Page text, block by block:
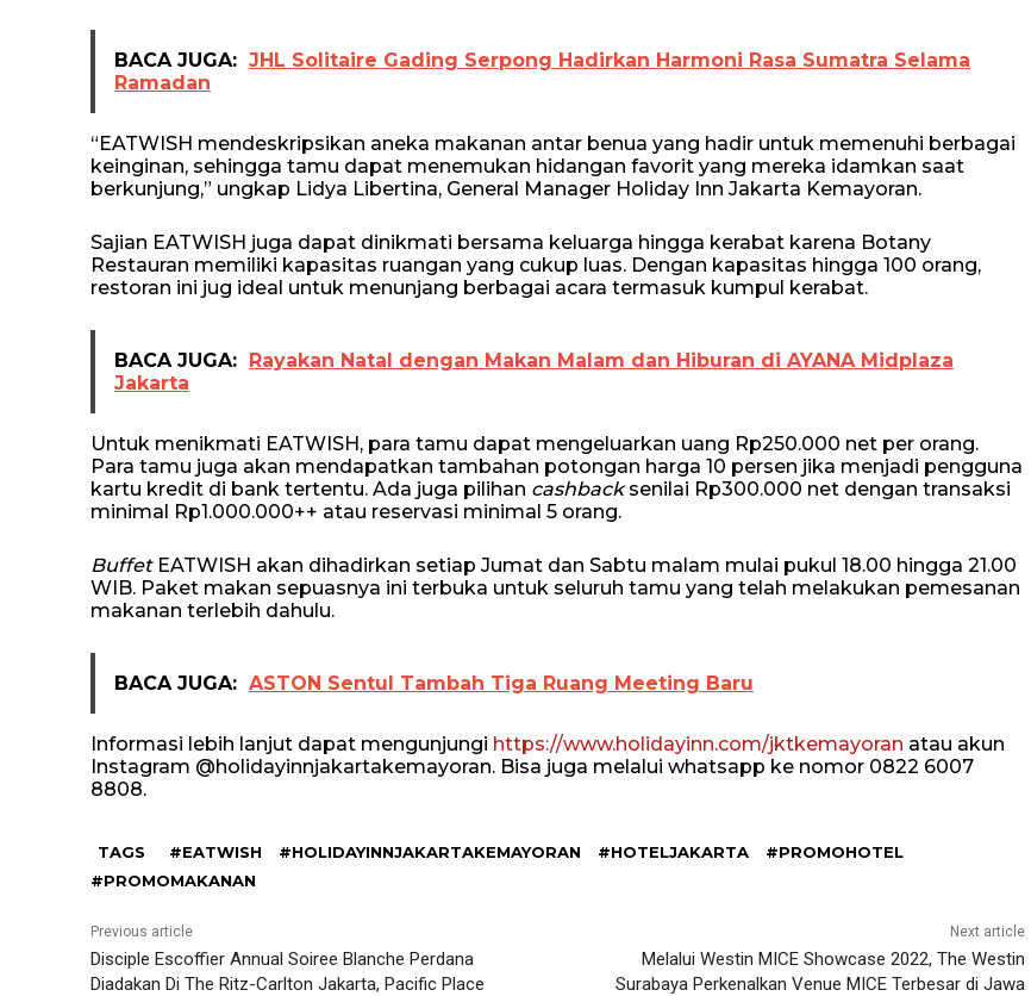
BACA JUGA: JHL Solitaire Gading Serpong Hadirkan Harmoni Rasa Sumatra Selama
Ramadan
“EATWISH mendeskripsikan aneka makanan antar benua yang hadir untuk memenuhi berbagai
keinginan, sehingga tamu dapat menemukan hidangan favorit yang mereka idamkan saat
berkunjung,” ungkap Lidya Libertina, General Manager Holiday Inn Jakarta Kemayoran.
Sajian EATWISH juga dapat dinikmati bersama keluarga hingga kerabat karena Botany
Restauran memiliki kapasitas ruangan yang cukup luas. Dengan kapasitas hingga 100 orang,
restoran ini jug ideal untuk menunjang berbagai acara termasuk kumpul kerabat.
BACA JUGA: Rayakan Natal dengan Makan Malam dan Hiburan di AYANA Midplaza
Jakarta
Untuk menikmati EATWISH, para tamu dapat mengeluarkan uang Rp250.000 net per orang.
Para tamu juga akan mendapatkan tambahan potongan harga 10 persen jika menjadi pengguna
kartu kredit di bank tertentu. Ada juga pilihan cashbacksenilai Rp300.000 net dengan transaksi
minimal Rp1.000.000++ atau reservasi minimal 5 orang.
BuffetEATWISH akan dihadirkan setiap Jumat dan Sabtu malam mulai pukul 18.00 hingga 21.00
WIB. Paket makan sepuasnya ini terbuka untuk seluruh tamu yang telah melakukan pemesanan
makanan terlebih dahulu.
BACA JUGA: ASTON Sentul Tambah Tiga Ruang Meeting Baru
Informasi lebih lanjut dapat mengunjungi https://www.holidayinn.com/jktkemayoran atau akun
Instagram @holidayinnjakartakemayoran. Bisa juga melalui whatsapp ke nomor 0822 6007
8808.
TAGS #EATWISH #HOLIDAYINNJAKARTAKEMAYORAN #HOTELJAKARTA
#PROMOHOTEL
#PROMOMAKANAN
Previous article
Disciple Escoffier Annual Soiree Blanche Perdana
Diadakan Di The Ritz-Carlton Jakarta, Pacific Place
Next article
Melalui Westin MICE Showcase 2022, The Westin
Surabaya Perkenalkan Venue MICE Terbesar di Jawa